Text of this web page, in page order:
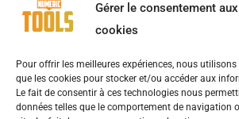
Gérer le consentement aux
cookies
Pour offrir les meilleures expériences, nous
que les cookies pour stocker et/ou accéder aux
Le fait de consentir à ces technologies nous
données telles que le comportement de navigation
OUTILS NUMÉRIQUES LES ACTUALITÉS
NOUVELLES D’ENTREPRISE